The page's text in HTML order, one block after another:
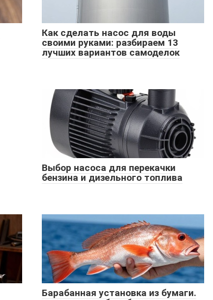
Как сделать насос для воды
своими руками: разбираем 13
лучших вариантов самоделок
Выбор насоса для перекачки
бензина и дизельного топлива
Барабанная установка из бумаги.